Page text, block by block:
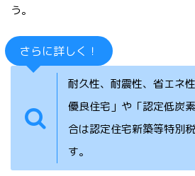
う。
さらに詳しく！
耐久性、耐震性、省エネ
優良住宅」や「認定低炭
合は認定住宅新築等特別
す。